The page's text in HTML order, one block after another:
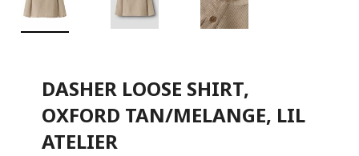
DASHER LOOSE SHIRT,
OXFORD TAN/MELANGE, LIL
ATELIER